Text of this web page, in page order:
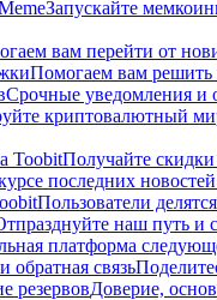
Запускайте
вам перейти от
Помогаем вам
Срочные уведомления и
криптовалютный
ToobitПолучайте
последних
Пользователи
наш путь и
платформа
обратная связь
резервовДоверие,